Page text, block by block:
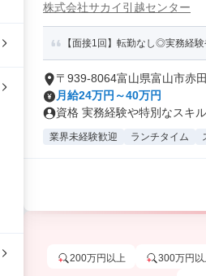
株式会社サカイ引越センター
【面接1回】転勤なし◎実務経
〒939-8064富山県富山市赤田
月給24万円～40万円
資格 実務経験や特別なスキ
業界未経験歓迎 ランチタイム
200万円以上 300万円以